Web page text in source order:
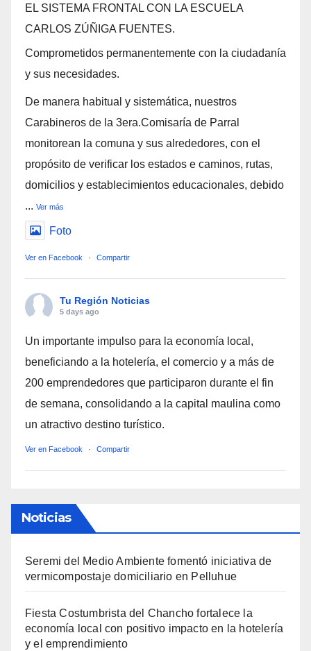
EL SISTEMA FRONTAL CON LA ESCUELA
CARLOS ZÚÑIGA FUENTES.
Comprometidos permanentemente con la ciudadanía
y sus necesidades.
De manera habitual y sistemática, nuestros
Carabineros de la 3era.Comisaría de Parral
monitorean la comuna y sus alrededores, con el
propósito de verificar los estados e caminos, rutas,
domicilios y establecimientos educacionales, debido
... Ver más
Foto
Ver en Facebook · Compartir
Tu Región Noticias
5 days ago
Un importante impulso para la economía local,
beneficiando a la hotelería, el comercio y a más de
200 emprendedores que participaron durante el fin
de semana, consolidando a la capital maulina como
un atractivo destino turístico.
Ver en Facebook · Compartir
Noticias
Seremi del Medio Ambiente fomentó iniciativa de
vermicompostaje domiciliario en Pelluhue
Fiesta Costumbrista del Chancho fortalece la
economía local con positivo impacto en la hotelería
y el emprendimiento